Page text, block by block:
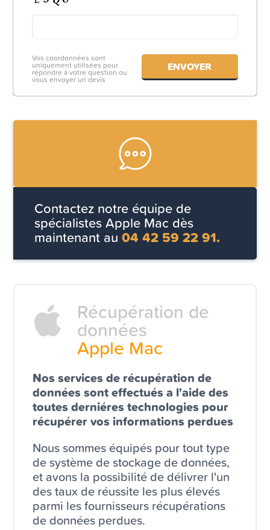
Vos coordonnées sont
uniquement utilisées pour
répondre à votre question ou
vous envoyer un devis
Contactez notre équipe de
spécialistes Apple Mac dès
maintenant au04 42 59 22 91.
Récupération de
données
Apple Mac
Nos services de récupération de
données sont effectués a l'aide des
toutes derniéres technologies pour
récupérer vos informations perdues
Nous sommes équipés pour tout type
de système de stockage de données,
et avons la possibilité de délivrer l'un
des taux de réussite les plus élevés
parmi les fournisseurs récupérations
de données perdues.